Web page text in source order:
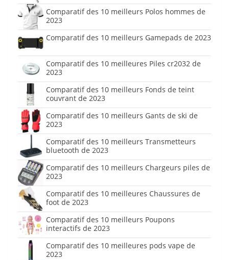
Comparatif des 10 meilleurs Polos hommes de
2023
Comparatif des 10 meilleurs Gamepads de 2023
Comparatif des 10 meilleures Piles cr2032 de
2023
Comparatif des 10 meilleurs Fonds de teint
couvrant de 2023
Comparatif des 10 meilleurs Gants de ski de
2023
Comparatif des 10 meilleurs Transmetteurs
bluetooth de 2023
Comparatif des 10 meilleurs Chargeurs piles de
2023
Comparatif des 10 meilleures Chaussures de
foot de 2023
Comparatif des 10 meilleurs Poupons
interactifs de 2023
Comparatif des 10 meilleures pods vape de
2023